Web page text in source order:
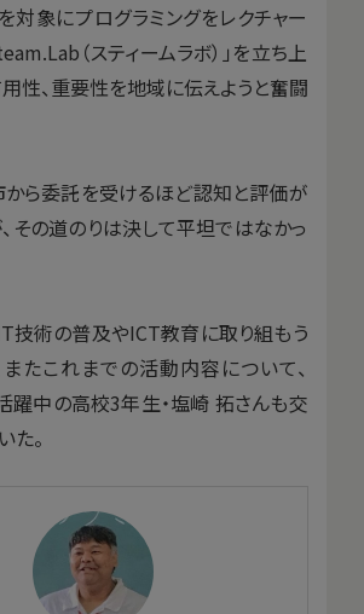
対象にプログラミングをレクチャー
（スティームラボ）」を立ち上
性、重要性を地域に伝えようと奮闘
から委託を受けるほど認知と評価が
その道のりは決して平坦ではなかっ
技術の普及やICT教育に取り組もう
またこれまでの活動内容について、
躍中の高校3年生・塩崎 拓さんも交
た。